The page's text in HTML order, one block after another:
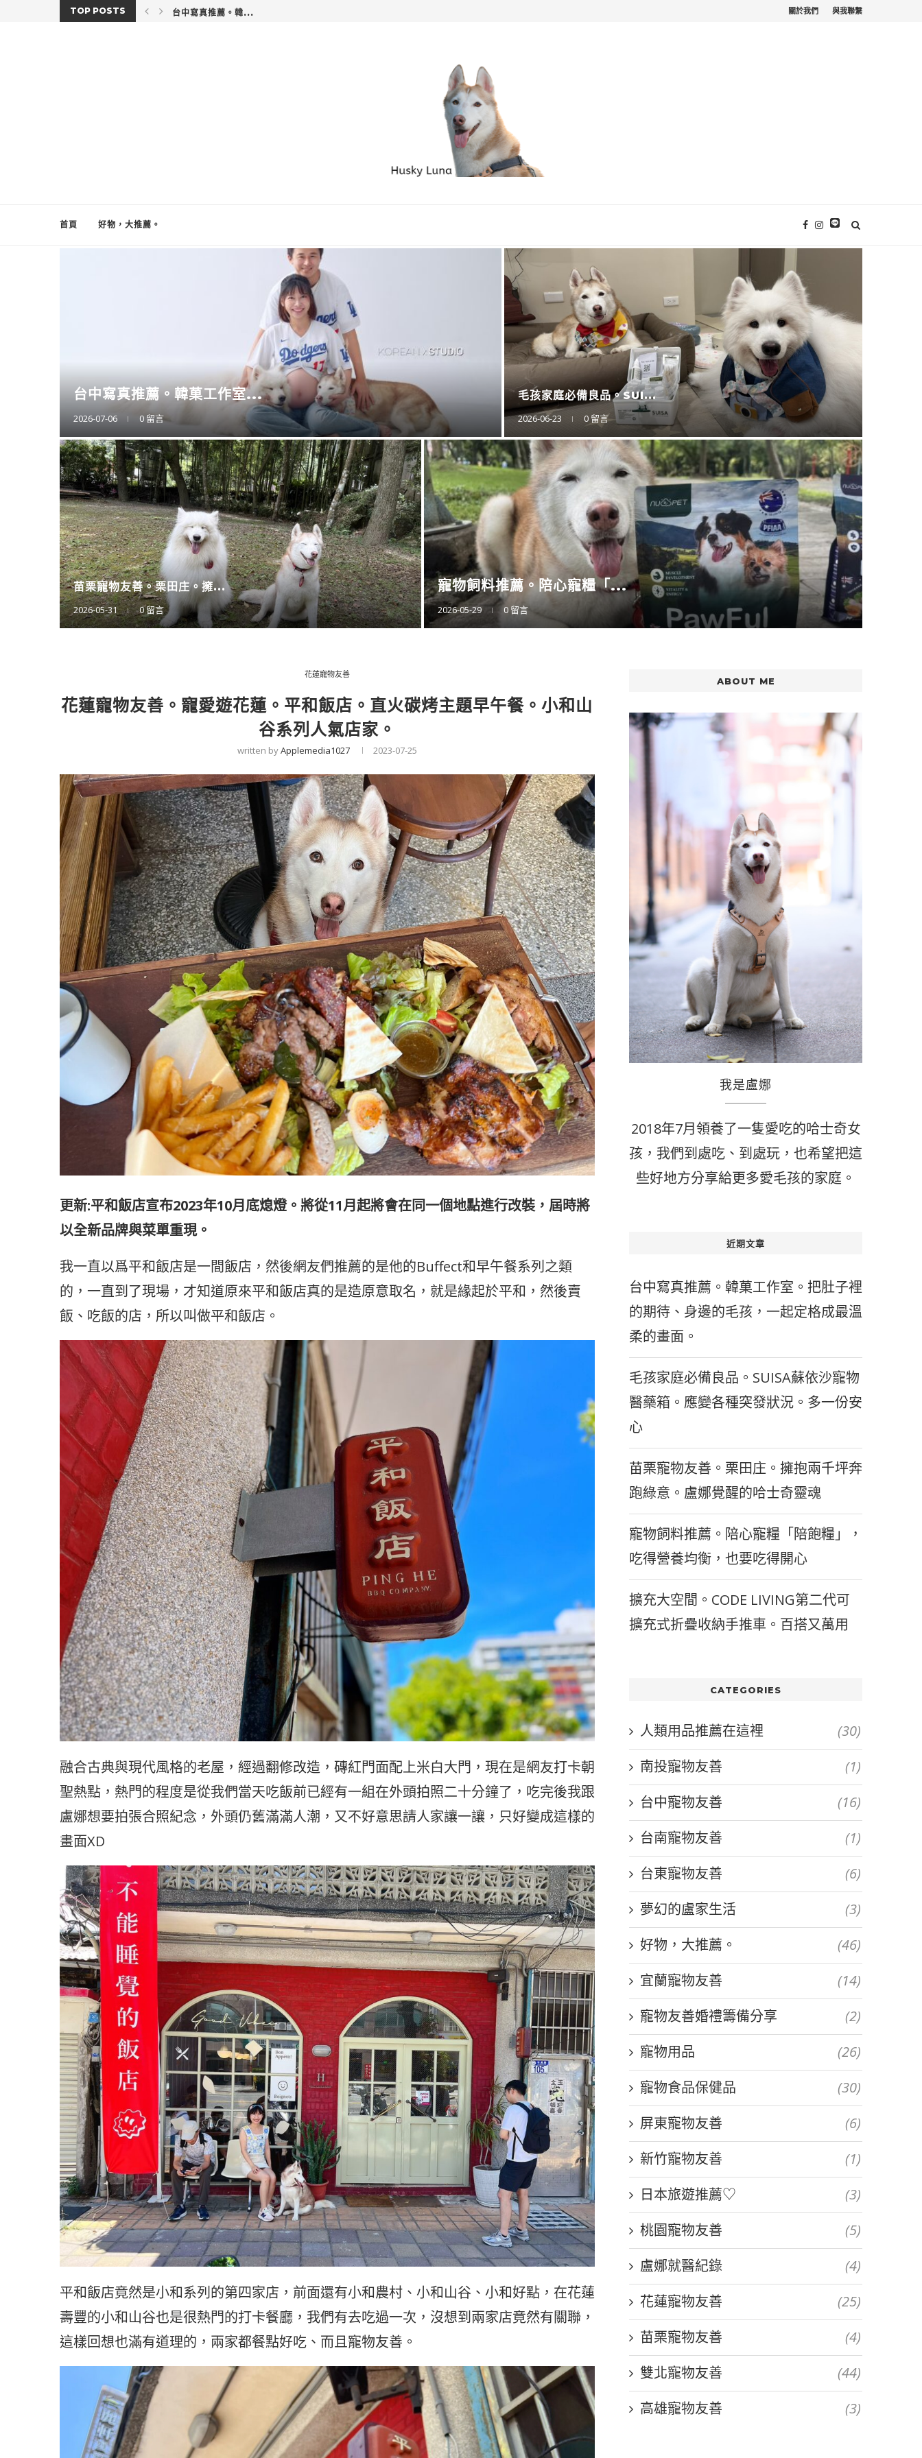
TOP POSTS 台中寫真推薦。韓... 苗栗寵物友善。栗...
關於我們 與我聯繫
首頁 好物，大推薦。
擴充大空間。CODE L...
2025-12-12 0 留言
防蚊液的第一品牌。叮寧也...
2025-11-15 0 留言
廚房神隊友登場。CAES...
2025-11-11 0 留言
衛浴還是讓專業的來。CA...
2025-11-10 0 留言
花蓮寵物友善
花蓮寵物友善。寵愛遊花蓮。平和飯店。直火碳烤主題早午餐。小和山
谷系列人氣店家。
written byApplemedia1027 2023-07-25
更新:平和飯店宣布2023年10月底熄燈。將從11月起將會在同一個地點進行改裝，屆時將
以全新品牌與菜單重現。
我一直以爲平和飯店是一間飯店，然後網友們推薦的是他的Buffect和早午餐系列之類
的，一直到了現場，才知道原來平和飯店真的是造原意取名，就是緣起於平和，然後賣
飯、吃飯的店，所以叫做平和飯店。
融合古典與現代風格的老屋，經過翻修改造，磚紅門面配上米白大門，現在是網友打卡朝
聖熱點，熱門的程度是從我們當天吃飯前已經有一組在外頭拍照二十分鐘了，吃完後我跟
盧娜想要拍張合照紀念，外頭仍舊滿滿人潮，又不好意思請人家讓一讓，只好變成這樣的
畫面XD
平和飯店竟然是小和系列的第四家店，前面還有小和農村、小和山谷、小和好點，在花蓮
壽豐的小和山谷也是很熱門的打卡餐廳，我們有去吃過一次，沒想到兩家店竟然有關聯，
這樣回想也滿有道理的，兩家都餐點好吃、而且寵物友善。
ABOUT ME
我是盧娜
2018年7月領養了一隻愛吃的哈士奇女
孩，我們到處吃、到處玩，也希望把這
些好地方分享給更多愛毛孩的家庭。
近期文章
台中寫真推薦。韓菓工作室。把肚子裡
的期待、身邊的毛孩，一起定格成最溫
柔的畫面。
毛孩家庭必備良品。SUISA蘇依沙寵物
醫藥箱。應變各種突發狀況。多一份安
心
苗栗寵物友善。栗田庄。擁抱兩千坪奔
跑綠意。盧娜覺醒的哈士奇靈魂
寵物飼料推薦。陪心寵糧「陪飽糧」，
吃得營養均衡，也要吃得開心
擴充大空間。CODE LIVING第二代可
擴充式折疊收納手推車。百搭又萬用
CATEGORIES
人類用品推薦在這裡
(30)
南投寵物友善
(1)
台中寵物友善
(16)
台南寵物友善
(1)
台東寵物友善
(6)
夢幻的盧家生活
(3)
好物，大推薦。
(46)
宜蘭寵物友善
(14)
寵物友善婚禮籌備分享
(2)
寵物用品
(26)
寵物食品保健品
(30)
屏東寵物友善
(6)
新竹寵物友善
(1)
日本旅遊推薦♡
(3)
桃園寵物友善
(5)
盧娜就醫紀錄
(4)
花蓮寵物友善
(25)
苗栗寵物友善
(4)
雙北寵物友善
(44)
高雄寵物友善
(3)